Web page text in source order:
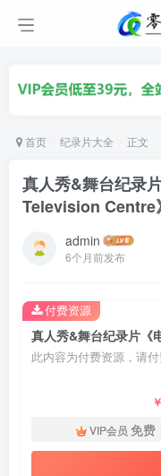
首页 纪录片大全 正文
真人秀&舞台纪录
Television Centre
admin
6个月前发布
此内容为付费资源，请
￥
VIP会员 免费
付费资源